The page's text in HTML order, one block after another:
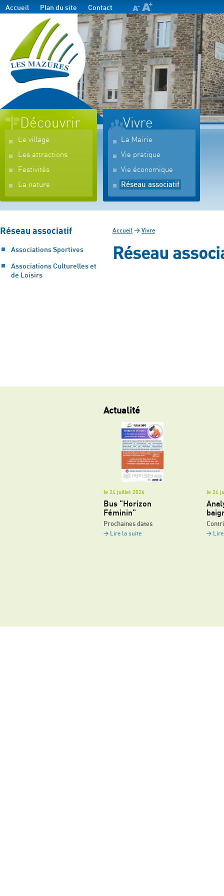
Accueil Plan du site Contact
Découvrir
Le village
Les attractions
Festivités
La nature
Vivre
La Mairie
Vie pratique
Vie économique
Réseau associatif
Réseau associatif
Associations Sportives
Associations Culturelles et
de Loisirs
Accueil > Vivre
Réseau
Actualité
le 24 juillet 2026
Bus "Horizon
Féminin"
Prochaines dates
Lire la suite
le 24